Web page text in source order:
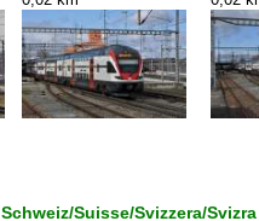
Schweiz/Suisse/Svizzera/